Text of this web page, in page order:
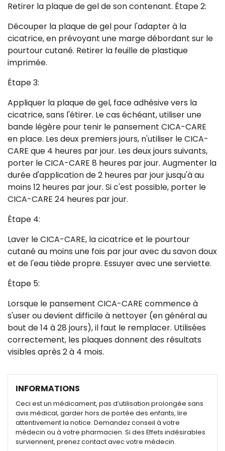
Retirer la plaque de gel de son contenant. Étape 2:
Découper la plaque de gel pour l'adapter à la
cicatrice, en prévoyant une marge débordant sur le
pourtour cutané. Retirer la feuille de plastique
imprimée.
Étape 3:
Appliquer la plaque de gel, face adhésive vers la
cicatrice, sans l'étirer. Le cas échéant, utiliser une
bande légère pour tenir le pansement CICA-CARE
en place. Les deux premiers jours, n'utiliser le CICA-
CARE que 4 heures par jour. Les deux jours suivants,
porter le CICA-CARE 8 heures par jour. Augmenter la
durée d'application de 2 heures par jour jusqu'à au
moins 12 heures par jour. Si c'est possible, porter le
CICA-CARE 24 heures par jour.
Étape 4:
Laver le CICA-CARE, la cicatrice et le pourtour
cutané au moins une fois par jour avec du savon doux
et de l'eau tiède propre. Essuyer avec une serviette.
Étape 5:
Lorsque le pansement CICA-CARE commence à
s'user ou devient difficile à nettoyer (en général au
bout de 14 à 28 jours), il faut le remplacer. Utilisées
correctement, les plaques donnent des résultats
visibles après 2 à 4 mois.
INFORMATIONS
Ceci est un médicament, pas d’utilisation prolongée sans
avis médical, garder hors de portée des enfants, lire
attentivement la notice. Demandez conseil à votre
médecin ou à votre pharmacien. Si des Effets indésirables
surviennent, prenez contact avec votre médecin.